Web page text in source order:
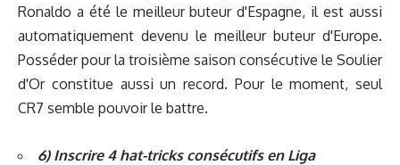
Ronaldo a été le meilleur buteur d'Espagne, il est aussi
automatiquement devenu le meilleur buteur d'Europe.
Posséder pour la troisième saison consécutive le Soulier
d'Or constitue aussi un record. Pour le moment, seul
CR7 semble pouvoir le battre.
6) Inscrire 4 hat-tricks consécutifs en Liga